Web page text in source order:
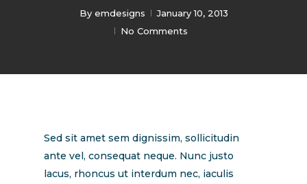
By emdesigns
January 10, 2013
No Comments
Sed sit amet sem dignissim, sollicitudin
ante vel, consequat neque. Nunc justo
lacus, rhoncus ut interdum nec, iaculis